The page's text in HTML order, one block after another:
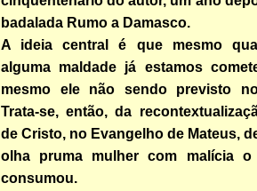
badalada Rumo a Damasco.
A ideia central é que mesmo
alguma maldade já estamos
mesmo ele não sendo previsto
Trata-se, então, da
de Cristo, no Evangelho de Mateus,
olha pruma mulher com malícia
consumou.